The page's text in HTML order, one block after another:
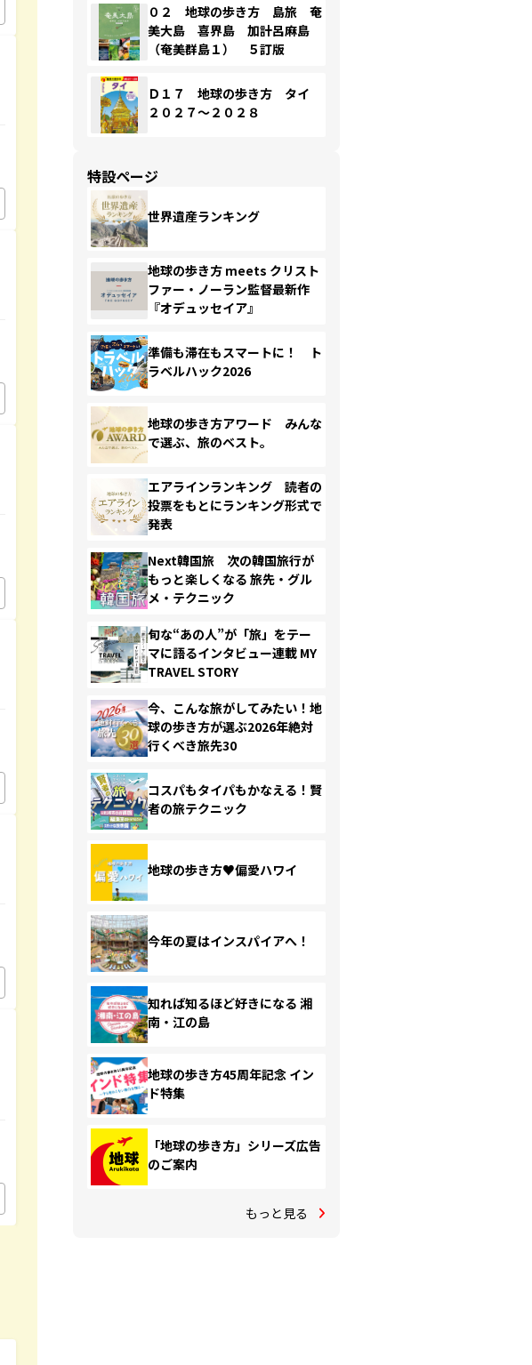
０２ 地球の歩き方 島旅 奄
美大島 喜界島 加計呂麻島
（奄美群島１） ５訂版
Ｄ１７ 地球の歩き方 タイ
２０２７～２０２８
特設ページ
世界遺産ランキング
地球の歩き方 meets クリスト
ファー・ノーラン監督最新作
『オデュッセイア』
準備も滞在もスマートに！ ト
ラベルハック2026
地球の歩き方アワード みんな
で選ぶ、旅のベスト。
エアラインランキング 読者の
投票をもとにランキング形式で
発表
Next韓国旅 次の韓国旅行が
もっと楽しくなる 旅先・グル
メ・テクニック
旬な“あの人”が「旅」をテー
マに語るインタビュー連載 MY
TRAVEL STORY
今、こんな旅がしてみたい！地
球の歩き方が選ぶ2026年絶対
行くべき旅先30
コスパもタイパもかなえる！賢
者の旅テクニック
地球の歩き方♥偏愛ハワイ
今年の夏はインスパイアへ！
知れば知るほど好きになる 湘
南・江の島
地球の歩き方45周年記念 イン
ド特集
「地球の歩き方」シリーズ広告
のご案内
もっと見る